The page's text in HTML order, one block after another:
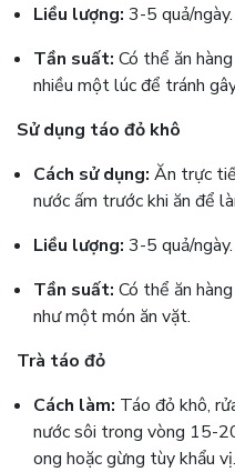
Liều lượng: 3-5 quả/ngày.
Tần suất: Có thể ăn
nhiều một lúc để tránh
Sử dụng táo đỏ khô
Cách sử dụng: Ăn trực
nước ấm trước khi ăn để
Liều lượng: 3-5 quả/ngày.
Tần suất: Có thể ăn
như một món ăn vặt.
Trà táo đỏ
Cách làm: Táo đỏ khô,
nước sôi trong vòng 15-
ong hoặc gừng tùy khẩu vị.